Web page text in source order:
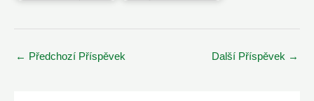
Post
← Předchozí Příspěvek Další Příspěvek →